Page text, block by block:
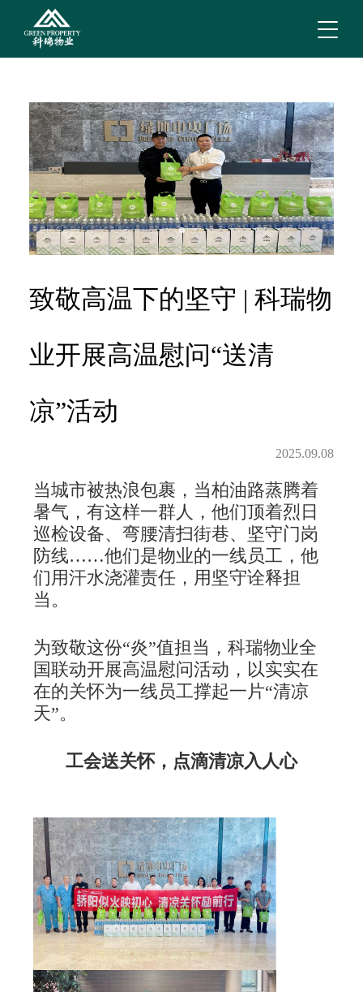
致敬高温下的坚守 | 科瑞物
业开展高温慰问“送清
凉”活动
2025.09.08
当城市被热浪包裹，当柏油路蒸腾着
暑气，有这样一群人，他们顶着烈日
巡检设备、弯腰清扫街巷、坚守门岗
防线……他们是物业的一线员工，他
们用汗水浇灌责任，用坚守诠释担
当。
为致敬这份“炎”值担当，科瑞物业全
国联动开展高温慰问活动，以实实在
在的关怀为一线员工撑起一片“清凉
天”。
工会送关怀，点滴清凉入人心